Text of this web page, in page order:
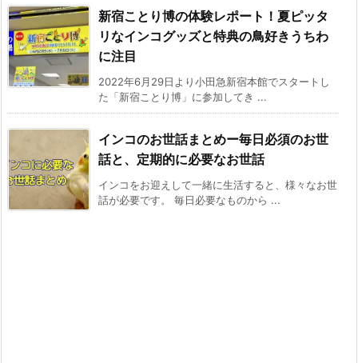
新宿ことり博の体験レポート！夏ピッタ
リなインコグッズと特典の鳥好きうちわ
に注目
2022年6月29日より小田急新宿本館でスタートし
た「新宿ことり博」に参加してき ...
インコのお世話まとめー毎日必須のお世
話と、定期的に必要なお世話
インコをお迎えして一緒に生活すると、様々なお世
話が必要です。 毎日必要なものから ...